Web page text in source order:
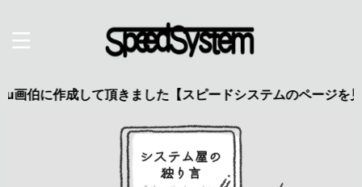
作成して頂きました【スピードシステムのページを見た】